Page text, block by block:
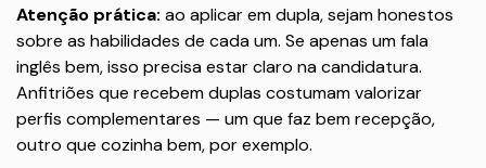
Atenção prática: ao aplicar em dupla, sejam honestos
sobre as habilidades de cada um. Se apenas um fala
inglês bem, isso precisa estar claro na candidatura.
Anfitriões que recebem duplas costumam valorizar
perfis complementares — um que faz bem recepção,
outro que cozinha bem, por exemplo.